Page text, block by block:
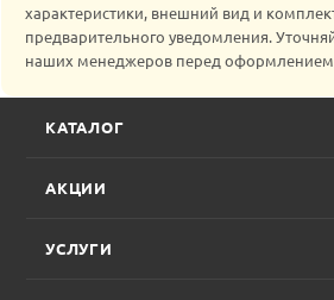
характеристики, внешний вид и
предварительного уведомления.
наших менеджеров перед оформлением
КАТАЛОГ
АКЦИИ
УСЛУГИ